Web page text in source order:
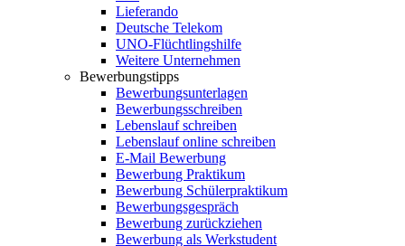
Lieferando
Deutsche Telekom
UNO-Flüchtlingshilfe
Weitere Unternehmen
Bewerbungstipps
Bewerbungsunterlagen
Bewerbungsschreiben
Lebenslauf schreiben
Lebenslauf online schreiben
E-Mail Bewerbung
Bewerbung Praktikum
Bewerbung Schülerpraktikum
Bewerbungsgespräch
Bewerbung zurückziehen
Bewerbung als Werkstudent